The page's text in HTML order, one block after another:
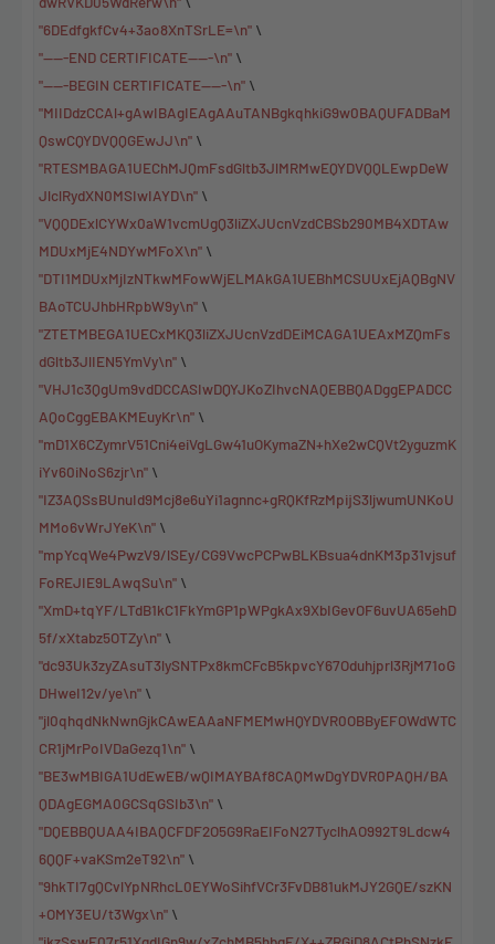
"6DEdfgkfCv4+3ao8XnTSrLE=\n" \
"-----END CERTIFICATE-----\n" \
"-----BEGIN CERTIFICATE-----\n" \
"MIIDdzCCAl+gAwIBAgIEAgAAuTANBgkqhkiG9w0BAQUFADBaM
QswCQYDVQQGEwJJ\n" \
"RTESMBAGA1UEChMJQmFsdGltb3JlMRMwEQYDVQQLEwpDeW
JlclRydXN0MSIwIAYD\n" \
"VQQDExlCYWx0aW1vcmUgQ3liZXJUcnVzdCBSb290MB4XDTAw
MDUxMjE4NDYwMFoX\n" \
"DTI1MDUxMjIzNTkwMFowWjELMAkGA1UEBhMCSUUxEjAQBgNV
BAoTCUJhbHRpbW9y\n" \
"ZTETMBEGA1UECxMKQ3liZXJUcnVzdDEiMCAGA1UEAxMZQmFs
dGltb3JlIEN5YmVy\n" \
"VHJ1c3QgUm9vdDCCASIwDQYJKoZIhvcNAQEBBQADggEPADCC
AQoCggEBAKMEuyKr\n" \
"mD1X6CZymrV51Cni4eiVgLGw41uOKymaZN+hXe2wCQVt2yguzmK
iYv60iNoS6zjr\n" \
"IZ3AQSsBUnuId9Mcj8e6uYi1agnnc+gRQKfRzMpijS3ljwumUNKoU
MMo6vWrJYeK\n" \
"mpYcqWe4PwzV9/lSEy/CG9VwcPCPwBLKBsua4dnKM3p31vjsuf
FoREJIE9LAwqSu\n" \
"XmD+tqYF/LTdB1kC1FkYmGP1pWPgkAx9XbIGevOF6uvUA65ehD
5f/xXtabz5OTZy\n" \
"dc93Uk3zyZAsuT3lySNTPx8kmCFcB5kpvcY67Oduhjprl3RjM71oG
DHweI12v/ye\n" \
"jl0qhqdNkNwnGjkCAwEAAaNFMEMwHQYDVR0OBByEFOWdWTC
CR1jMrPoIVDaGezq1\n" \
"BE3wMBIGA1UdEwEB/wQIMAYBAf8CAQMwDgYDVR0PAQH/BA
QDAgEGMA0GCSqGSIb3\n" \
"DQEBBQUAA4IBAQCFDF2O5G9RaEIFoN27TyclhAO992T9Ldcw4
6QQF+vaKSm2eT92\n" \
"9hkTI7gQCvlYpNRhcL0EYWoSihfVCr3FvDB81ukMJY2GQE/szKN
+OMY3EU/t3Wgx\n" \